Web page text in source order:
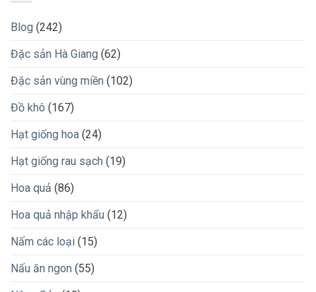
Blog (242)
Đặc sản Hà Giang (62)
Đặc sản vùng miền (102)
Đồ khô (167)
Hạt giống hoa (24)
Hạt giống rau sạch (19)
Hoa quả (86)
Hoa quả nhập khẩu (12)
Nấm các loại (15)
Nấu ăn ngon (55)